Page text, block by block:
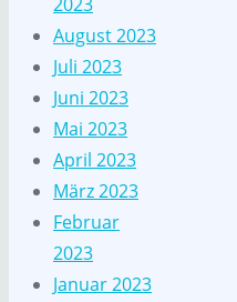
August 2023
Juli 2023
Juni 2023
Mai 2023
April 2023
März 2023
Februar
2023
Januar 2023